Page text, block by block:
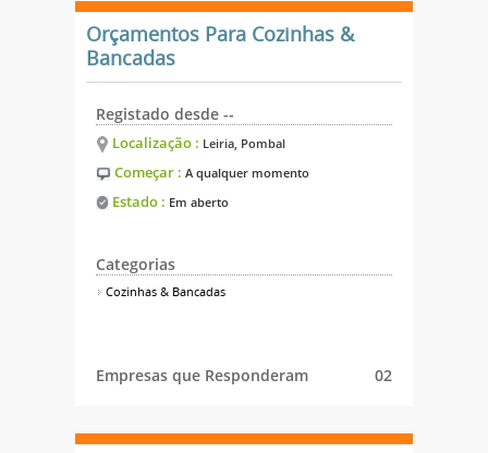
Orçamentos Para Cozinhas &
Bancadas
Registado desde --
Localização : Leiria, Pombal
Começar : A qualquer momento
Estado : Em aberto
Categorias
Cozinhas & Bancadas
Empresas que Responderam 02